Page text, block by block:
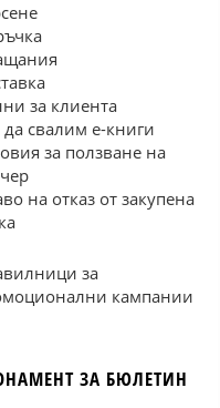
за клиента
да свалим е-книги
за ползване на
на отказ от закупена
за
кампании
ЗА БЮЛЕТИН